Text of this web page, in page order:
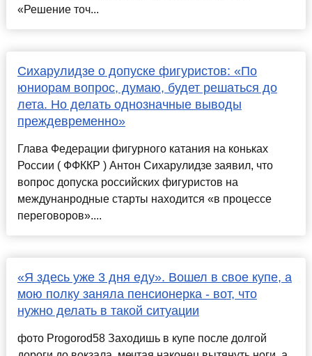
«Решение точ...
Сихарулидзе о допуске фигуристов: «По
юниорам вопрос, думаю, будет решаться до
лета. Но делать однозначные выводы
преждевременно»
Глава Федерации фигурного катания на коньках
России ( ФФККР ) Антон Сихарулидзе заявил, что
вопрос допуска российских фигуристов на
междунанродные старты находится «в процессе
переговоров»....
«Я здесь уже 3 дня еду». Вошел в свое купе, а
мою полку заняла пенсионерка - вот, что
нужно делать в такой ситуации
фото Progorod58 Заходишь в купе после долгой